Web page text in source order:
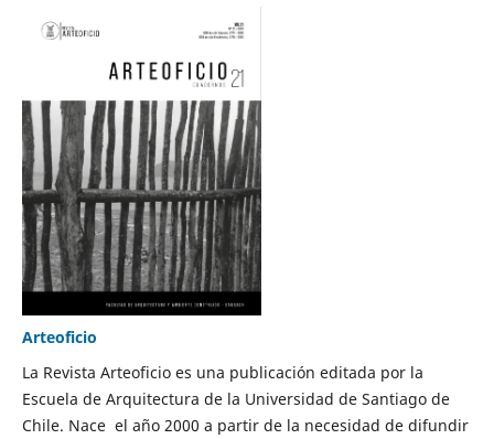
Arteoficio
La Revista Arteoficio es una publicación editada por la
Escuela de Arquitectura de la Universidad de Santiago de
Chile. Nace el año 2000 a partir de la necesidad de difundir